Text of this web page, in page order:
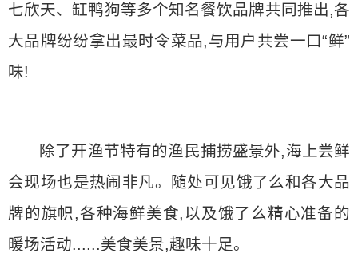
七欣天、缸鸭狗等多个知名餐饮品牌共同推出,各
大品牌纷纷拿出最时令菜品,与用户共尝一口“鲜”
味!
除了开渔节特有的渔民捕捞盛景外,海上尝鲜
会现场也是热闹非凡。随处可见饿了么和各大品
牌的旗帜,各种海鲜美食,以及饿了么精心准备的
暖场活动......美食美景,趣味十足。